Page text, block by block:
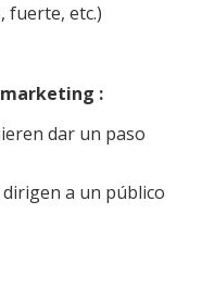
fuerte, etc.)
marketing :
dar un paso
a un público